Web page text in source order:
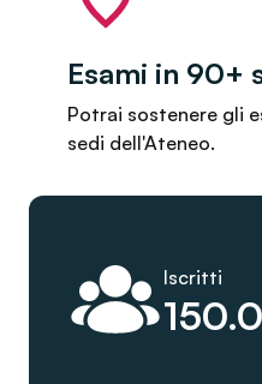
Esami in 90+
Potrai sostenere gli
sedi dell'Ateneo.
Iscritti